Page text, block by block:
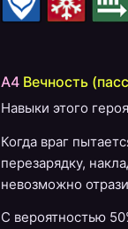
A4 Вечность
Навыки этого героя
Когда враг
перезарядку,
невозможно
С вероятностью